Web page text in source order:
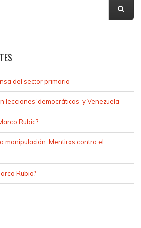
del sector primario
lecciones ‘democráticas’ y Venezuela
Rubio?
manipulación. Mentiras contra el
Rubio?